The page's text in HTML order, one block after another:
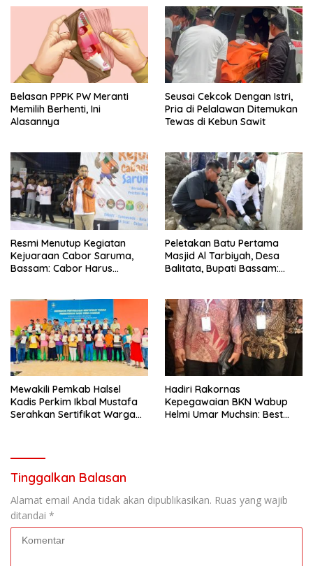
Belasan PPPK PW Meranti
Memilih Berhenti, Ini
Alasannya
Seusai Cekcok Dengan Istri,
Pria di Pelalawan Ditemukan
Tewas di Kebun Sawit
Resmi Menutup Kegiatan
Kejuaraan Cabor Saruma,
Bassam: Cabor Harus
Peletakan Batu Pertama
Masjid Al Tarbiyah, Desa
Balitata, Bupati Bassam:
Mewakili Pemkab Halsel
Kadis Perkim Ikbal Mustafa
Serahkan Sertifikat Warga
Hadiri Rakornas
Kepegawaian BKN Wabup
Helmi Umar Muchsin: Best
Tinggalkan Balasan
Alamat email Anda tidak akan dipublikasikan. Ruas yang wajib
ditandai *